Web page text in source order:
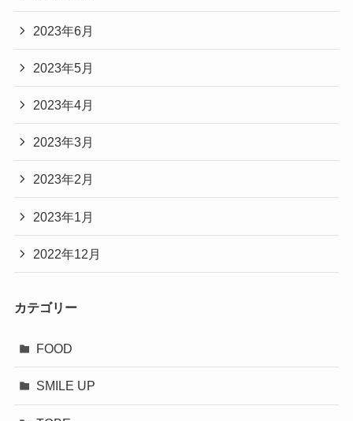
2023年6月
2023年5月
2023年4月
2023年3月
2023年2月
2023年1月
2022年12月
カテゴリー
FOOD
SMILE UP